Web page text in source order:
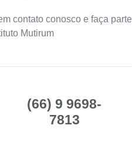
contato conosco e faça parte
Mutirum
(66) 9 9698-
7813